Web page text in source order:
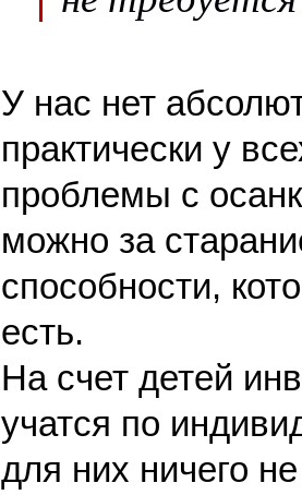
У нас нет
практически у
проблемы с
можно за
способности,
есть.
На счет детей
учатся по
для них ничего